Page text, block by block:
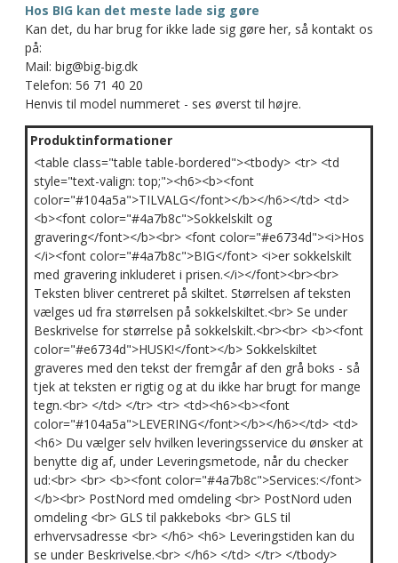
Hos BIG kan det meste lade sig gøre
Kan det, du har brug for ikke lade sig gøre her, så kontakt os
på:
Mail: big@big-big.dk
Telefon: 56 71 40 20
Henvis til model nummeret - ses øverst til højre.
Produktinformationer
<table class="table table-bordered"><tbody> <tr> <td
style="text-valign: top;"><h6><b><font
color="#104a5a">TILVALG</font></b></h6></td> <td>
<b><font color="#4a7b8c">Sokkelskilt og
gravering</font></b><br> <font color="#e6734d"><i>Hos
</i><font color="#4a7b8c">BIG</font> <i>er sokkelskilt
med gravering inkluderet i prisen.</i></font><br><br>
Teksten bliver centreret på skiltet. Størrelsen af teksten
vælges ud fra størrelsen på sokkelskiltet.<br> Se under
Beskrivelse for størrelse på sokkelskilt.<br><br> <b><font
color="#e6734d">HUSK!</font></b> Sokkelskiltet
graveres med den tekst der fremgår af den grå boks - så
tjek at teksten er rigtig og at du ikke har brugt for mange
tegn.<br> </td> </tr> <tr> <td><h6><b><font
color="#104a5a">LEVERING</font></b></h6></td> <td>
<h6> Du vælger selv hvilken leveringsservice du ønsker at
benytte dig af, under Leveringsmetode, når du checker
ud:<br> <br> <b><font color="#4a7b8c">Services:</font>
</b><br> PostNord med omdeling <br> PostNord uden
omdeling <br> GLS til pakkeboks <br> GLS til
erhvervsadresse <br> </h6> <h6> Leveringstiden kan du
se under Beskrivelse.<br> </h6> </td> </tr> </tbody>